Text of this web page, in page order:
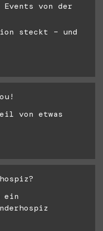
von der
steckt – und
von etwas
ein